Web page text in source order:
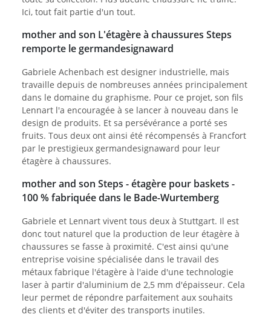
Ici, tout fait partie d'un tout.
mother and son L'étagère à chaussures Steps
remporte le germandesignaward
Gabriele Achenbach est designer industrielle, mais
travaille depuis de nombreuses années principalement
dans le domaine du graphisme. Pour ce projet, son fils
Lennart l'a encouragée à se lancer à nouveau dans le
design de produits. Et sa persévérance a porté ses
fruits. Tous deux ont ainsi été récompensés à Francfort
par le prestigieux germandesignaward pour leur
étagère à chaussures.
mother and son Steps - étagère pour baskets -
100 % fabriquée dans le Bade-Wurtemberg
Gabriele et Lennart vivent tous deux à Stuttgart. Il est
donc tout naturel que la production de leur étagère à
chaussures se fasse à proximité. C'est ainsi qu'une
entreprise voisine spécialisée dans le travail des
métaux fabrique l'étagère à l'aide d'une technologie
laser à partir d'aluminium de 2,5 mm d'épaisseur. Cela
leur permet de répondre parfaitement aux souhaits
des clients et d'éviter des transports inutiles.